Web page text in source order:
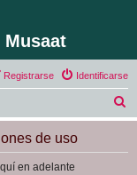
Musaat
Identificarse
Registrarse
u
de uso
en adelante